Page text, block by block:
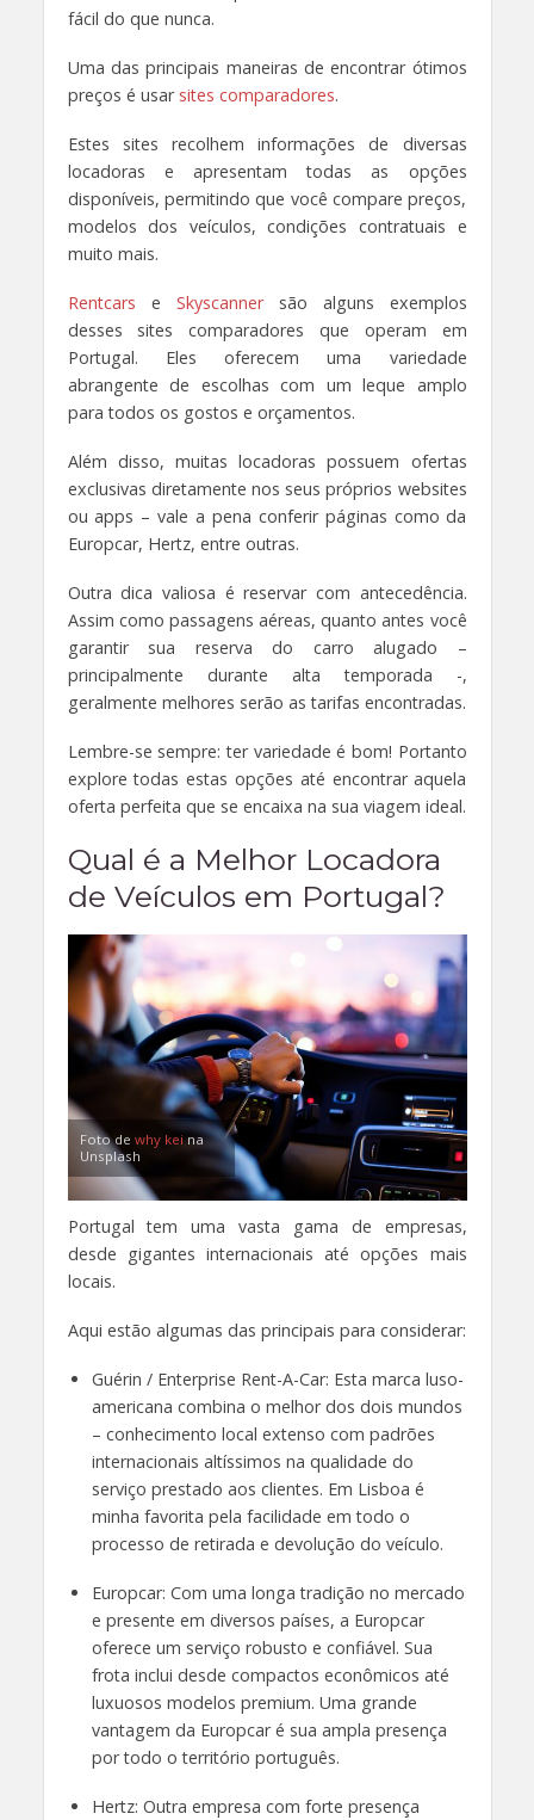
fácil do que nunca.
Uma das principais maneiras de encontrar ótimos
preços é usar sites comparadores.
Estes sites recolhem informações de diversas
locadoras e apresentam todas as opções
disponíveis, permitindo que você compare preços,
modelos dos veículos, condições contratuais e
muito mais.
Rentcars e Skyscannersão alguns exemplos
desses sites comparadores que operam em
Portugal. Eles oferecem uma variedade
abrangente de escolhas com um leque amplo
para todos os gostos e orçamentos.
Além disso, muitas locadoras possuem ofertas
exclusivas diretamente nos seus próprios websites
ou apps – vale a pena conferir páginas como da
Europcar, Hertz, entre outras.
Outra dica valiosa é reservar com antecedência.
Assim como passagens aéreas, quanto antes você
garantir sua reserva do carro alugado –
principalmente durante alta temporada -,
geralmente melhores serão as tarifas encontradas.
Lembre-se sempre: ter variedade é bom! Portanto
explore todas estas opções até encontrar aquela
oferta perfeita que se encaixa na sua viagem ideal.
Qual é a Melhor Locadora
de Veículos em Portugal?
Foto de why keina
Unsplash
Portugal tem uma vasta gama de empresas,
desde gigantes internacionais até opções mais
locais.
Aqui estão algumas das principais para considerar:
Guérin / Enterprise Rent-A-Car: Esta marca luso-
americana combina o melhor dos dois mundos
– conhecimento local extenso com padrões
internacionais altíssimos na qualidade do
serviço prestado aos clientes. Em Lisboa é
minha favorita pela facilidade em todo o
processo de retirada e devolução do veículo.
Europcar: Com uma longa tradição no mercado
e presente em diversos países, a Europcar
oferece um serviço robusto e confiável. Sua
frota inclui desde compactos econômicos até
luxuosos modelos premium. Uma grande
vantagem da Europcar é sua ampla presença
por todo o território português.
Hertz: Outra empresa com forte presença